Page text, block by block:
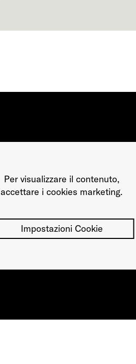
Per visualizzare il contenuto,
accettare i cookies marketing.
Impostazioni Cookie